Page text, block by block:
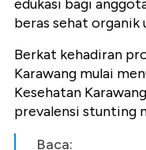
edukasi bagi
beras sehat organik
Berkat kehadiran
Karawang mulai
Kesehatan
prevalensi stunting
Baca: